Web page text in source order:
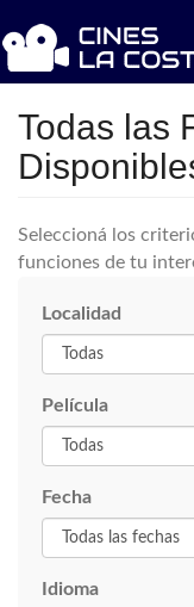
Todas las
Seleccioná los
funciones de tu
Localidad
Película
Fecha
Idioma